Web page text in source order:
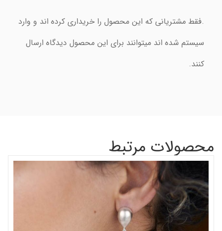
.فقط مشتریانی که این محصول را خریداری کرده اند و وارد
سیستم شده اند میتوانند برای این محصول دیدگاه ارسال
کنند.
محصولات مرتبط